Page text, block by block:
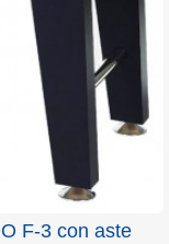
F-3 con aste